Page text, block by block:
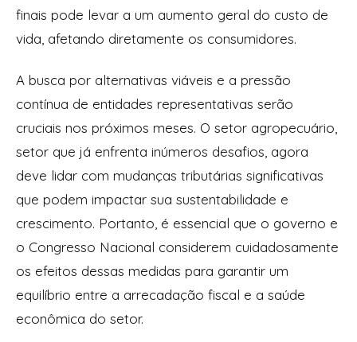
finais pode levar a um aumento geral do custo de
vida, afetando diretamente os consumidores.
A busca por alternativas viáveis e a pressão
contínua de entidades representativas serão
cruciais nos próximos meses. O setor agropecuário,
setor que já enfrenta inúmeros desafios, agora
deve lidar com mudanças tributárias significativas
que podem impactar sua sustentabilidade e
crescimento. Portanto, é essencial que o governo e
o Congresso Nacional considerem cuidadosamente
os efeitos dessas medidas para garantir um
equilíbrio entre a arrecadação fiscal e a saúde
econômica do setor.